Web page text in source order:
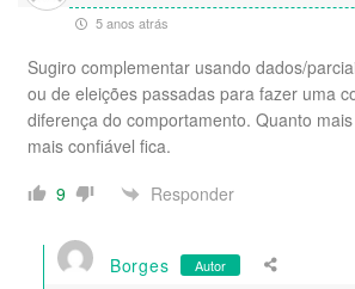
5 anos atrás
Sugiro complementar usando dados/
ou de eleições passadas para fazer uma
diferença do comportamento. Quanto
mais confiável fica.
9
Responder
Borges Autor